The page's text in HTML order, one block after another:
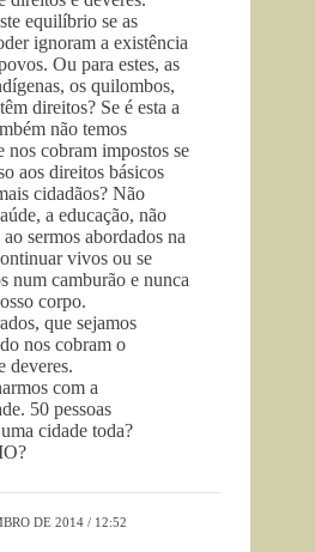
equilíbrio se as
ignoram a existência
Ou para estes, as
os quilombos,
direitos? Se é esta a
não temos
nos cobram impostos se
aos direitos básicos
cidadãos? Não
a educação, não
sermos abordados na
vivos ou se
num camburão e nunca
corpo.
que sejamos
nos cobram o
deveres.
com a
50 pessoas
cidade toda?
DE 2014 / 12:52